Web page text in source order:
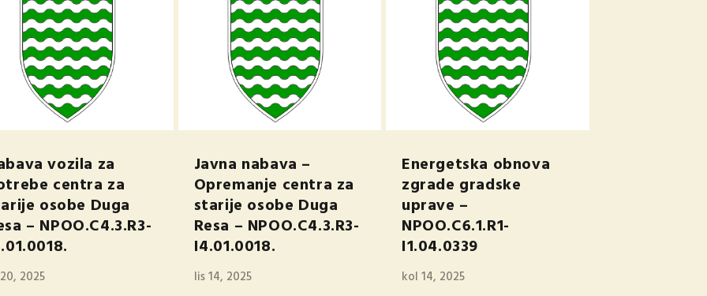
vozila za
centra za
osobe Duga
– NPOO.C4.3.R3-
2025
velj 23, 2026
Javna nabava –
Opremanje centra za
starije osobe Duga
Resa – NPOO.C4.3.R3-
I4.01.0018.
lis 14, 2025
Energetska obnova
zgrade gradske
uprave –
NPOO.C6.1.R1-
I1.04.0339
kol 14, 2025